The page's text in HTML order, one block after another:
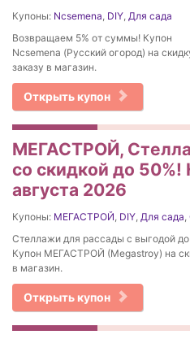
Купоны: Ncsemena, DIY, Для сада
Возвращаем 5% от суммы! Купон
Ncsemena (Русский огород) на
заказу в магазин.
Открыть купон
МЕГАСТРОЙ,
со скидкой до 50%!
августа 2026
Купоны: МЕГАСТРОЙ, DIY, Для сада,
Стеллажи для рассады с выгодой
Купон МЕГАСТРОЙ (Megastroy) на
в магазин.
Открыть купон